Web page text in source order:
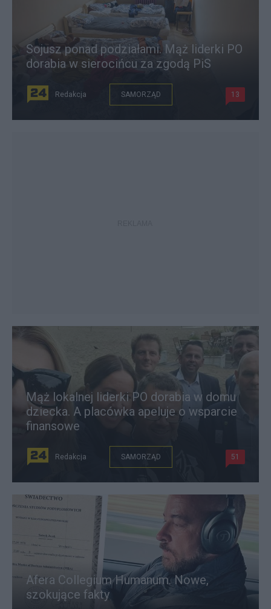
Sojusz ponad podziałami. Mąż liderki PO
dorabia w sierocińcu za zgodą PiS
Redakcja SAMORZĄD 13
Mąż lokalnej liderki PO dorabia w domu
dziecka. A placówka apeluje o wsparcie
finansowe
Redakcja SAMORZĄD 51
Afera Collegium Humanum. Nowe,
szokujące fakty